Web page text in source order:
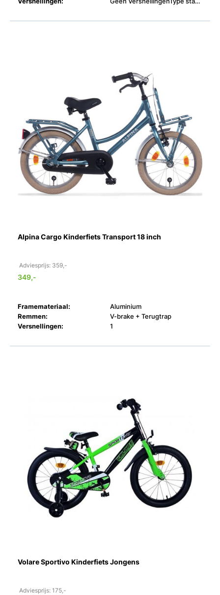
Alpina Cargo Kinderfiets Transport 18 inch
Adviesprijs: 359,-
349,-
Framemateriaal:
Aluminium
Remmen:
V-brake + Terugtrap
Versnellingen:
1
Volare Sportivo Kinderfiets Jongens
Adviesprijs: 175,-